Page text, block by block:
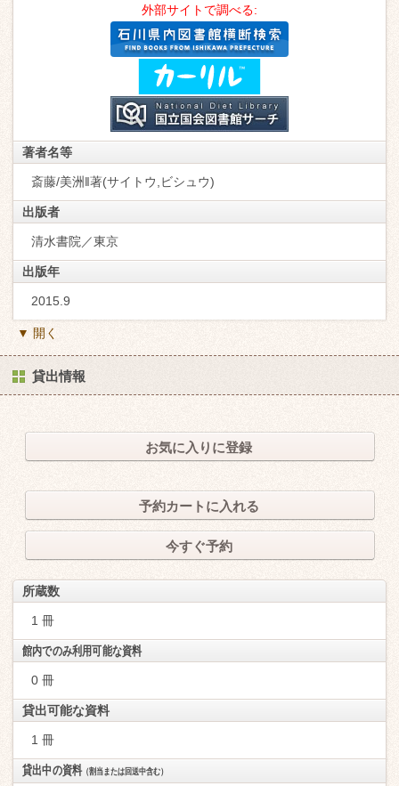
外部サイトで調べる:
著者名等
斎藤/美洲‖著(サイトウ,ビシュウ)
出版者
清水書院／東京
出版年
2015.9
▼ 開く
貸出情報
お気に入りに登録
予約カートに入れる
今すぐ予約
所蔵数
1 冊
館内でのみ利用可能な資料
0 冊
貸出可能な資料
1 冊
貸出中の資料（割当または回送中含む）